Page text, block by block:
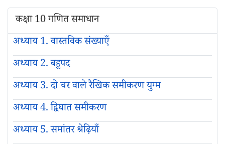
कक्षा 10 गणित समाधान
अध्याय 1. वास्तविक संख्याएँ
अध्याय 2. बहुपद
अध्याय 3. दो चर वाले रैखिक समीकरण युग्म
अध्याय 4. द्विघात समीकरण
अध्याय 5. समांतर श्रेढ़ियाँ